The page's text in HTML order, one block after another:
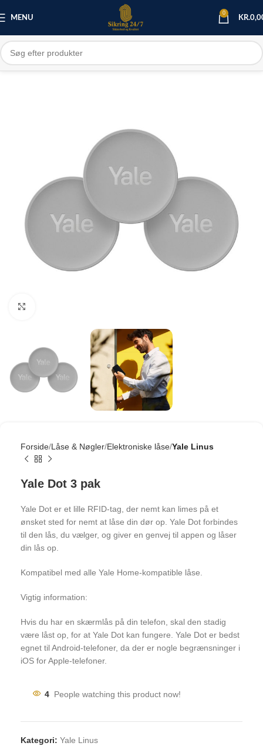
MENU
0
KR.
Forside Låse & Nøgler Elektroniske låse Yale Linus
Yale Dot 3 pak
Yale Dot er et lille RFID-tag, der nemt kan limes på et
ønsket sted for nemt at låse din dør op. Yale Dot forbindes
til den lås, du vælger, og giver en genvej til appen og låser
din lås op.
Kompatibel med alle Yale Home-kompatible låse.
Vigtig information:
Hvis du har en skærmlås på din telefon, skal den stadig
være låst op, for at Yale Dot kan fungere. Yale Dot er bedst
egnet til Android-telefoner, da der er nogle begrænsninger i
iOS for Apple-telefoner.
4 People watching this product now!
Kategori: Yale Linus